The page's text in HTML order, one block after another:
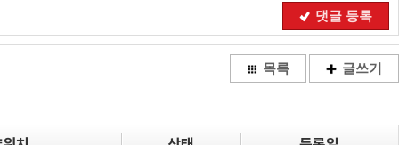
댓글 등록
목록 글쓰기